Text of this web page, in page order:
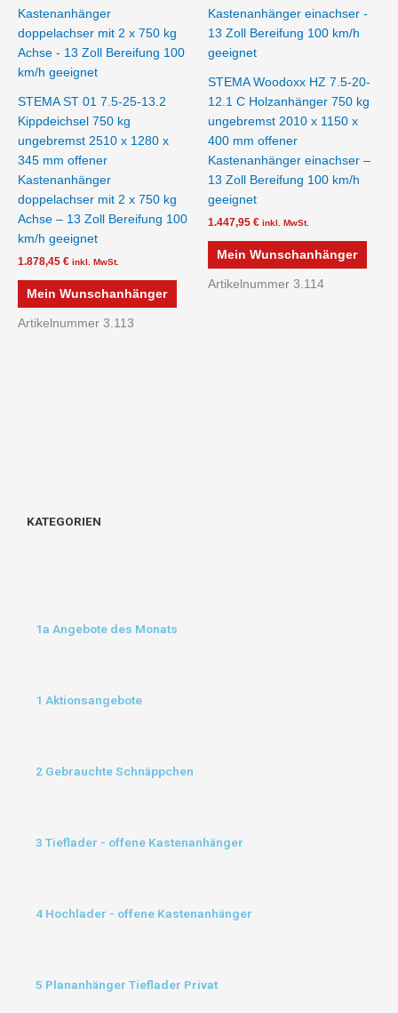
KATEGORIEN
1a Angebote des Monats
1 Aktionsangebote
2 Gebrauchte Schnäppchen
3 Tieflader - offene Kastenanhänger
4 Hochlader - offene Kastenanhänger
5 Plananhänger Tieflader Privat
STEMA ST 01 7.5-25-13.2
Kippdeichsel 750 kg
ungebremst 2510 x 1280 x
345 mm offener
Kastenanhänger
doppelachser mit 2 x 750 kg
Achse – 13 Zoll Bereifung 100
km/h geeignet
1.878,45 € inkl. MwSt.
Mein Wunschanhänger
Artikelnummer 3.113
STEMA Woodoxx HZ 7.5-20-
12.1 C Holzanhänger 750 kg
ungebremst 2010 x 1150 x
400 mm offener
Kastenanhänger einachser –
13 Zoll Bereifung 100 km/h
geeignet
1.447,95 € inkl. MwSt.
Mein Wunschanhänger
Artikelnummer 3.114